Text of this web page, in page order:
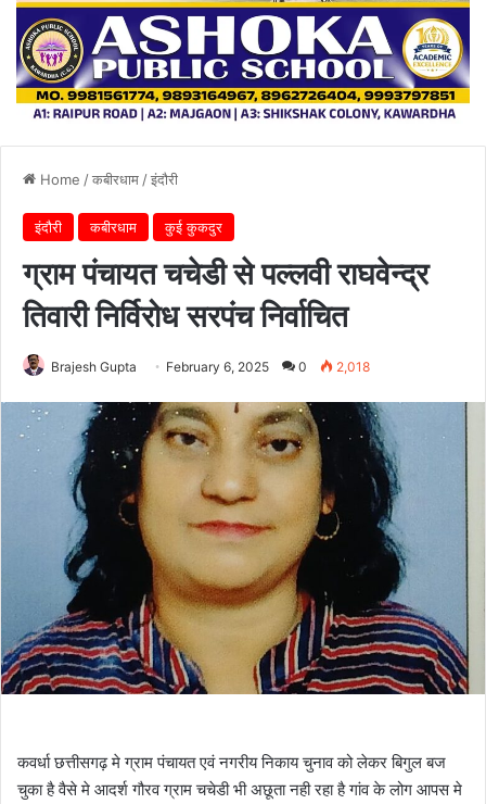
Home /कबीरधाम /इंदौरी
इंदौरी कबीरधाम कुई कुकदुर
ग्राम पंचायत चचेडी से पल्लवी राघवेन्द्र
तिवारी निर्विरोध सरपंच निर्वाचित
Brajesh Gupta February 6, 2025 0 2,018
कवर्धा छत्तीसगढ़ मे ग्राम पंचायत एवं नगरीय निकाय चुनाव को लेकर बिगुल बज
चुका है वैसे मे आदर्श गौरव ग्राम चचेडी भी अछूता नही रहा है गांव के लोग आपस मे